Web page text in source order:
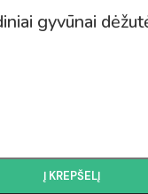
gyvūnai
Į KREPŠELĮ